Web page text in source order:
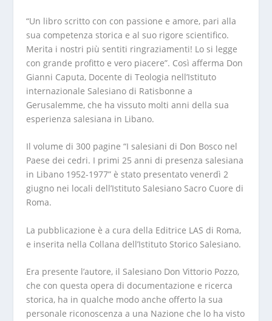
“Un libro scritto con con passione e amore, pari alla
sua competenza storica e al suo rigore scientifico.
Merita i nostri più sentiti ringraziamenti! Lo si legge
con grande profitto e vero piacere”. Così afferma Don
Gianni Caputa, Docente di Teologia nell’Istituto
internazionale Salesiano di Ratisbonne a
Gerusalemme, che ha vissuto molti anni della sua
esperienza salesiana in Libano.
Il volume di 300 pagine “I salesiani di Don Bosco nel
Paese dei cedri. I primi 25 anni di presenza salesiana
in Libano 1952-1977” è stato presentato venerdì 2
giugno nei locali dell’Istituto Salesiano Sacro Cuore di
Roma.
La pubblicazione è a cura della Editrice LAS di Roma,
e inserita nella Collana dell’Istituto Storico Salesiano.
Era presente l’autore, il Salesiano Don Vittorio Pozzo,
che con questa opera di documentazione e ricerca
storica, ha in qualche modo anche offerto la sua
personale riconoscenza a una Nazione che lo ha visto